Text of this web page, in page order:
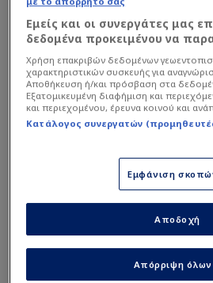
Όπως αναφέρουν οι
γκαρντ ένιωσε ξανά
ανάγκασε τον Γιώργο
εκτός αποστολής και τους
πηγαίνουν στον πολύ
Εμείς και οι συνεργάτες μας
δεδομένα προκειμένου να
Χρήση επακριβών δεδομένων
χαρακτηριστικών συσκευής για
Αποθήκευση ή/και πρόσβαση στα
Εξατομικευμένη διαφήμιση και
και περιεχομένου, έρευνα κοινού και
Κατάλογος συνεργατών
Εμφάνιση
Απόρριψη όλων
Αποδοχή